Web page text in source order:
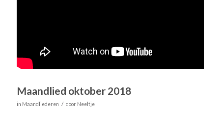
Maandlied oktober 2018
in Maandliederen / door Neeltje